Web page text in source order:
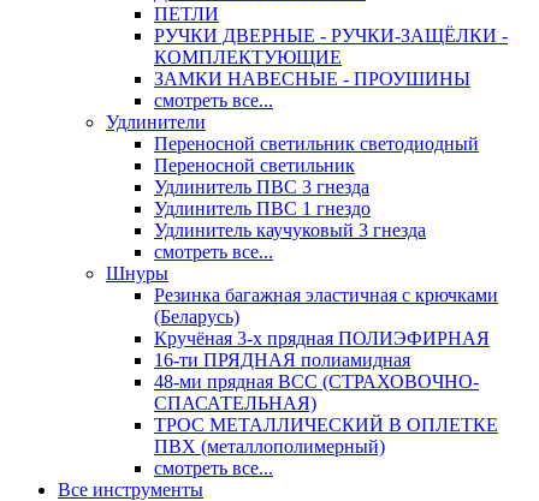
ПЕТЛИ
РУЧКИ ДВЕРНЫЕ - РУЧКИ-ЗАЩЁЛКИ -
КОМПЛЕКТУЮЩИЕ
ЗАМКИ НАВЕСНЫЕ - ПРОУШИНЫ
смотреть все...
Удлинители
Переносной светильник светодиодный
Переносной светильник
Удлинитель ПВС 3 гнезда
Удлинитель ПВС 1 гнездо
Удлинитель каучуковый 3 гнезда
смотреть все...
Шнуры
Резинка багажная эластичная с крючками
(Беларусь)
Кручёная 3-х прядная ПОЛИЭФИРНАЯ
16-ти ПРЯДНАЯ полиамидная
48-ми прядная ВСС (СТРАХОВОЧНО-
СПАСАТЕЛЬНАЯ)
ТРОС МЕТАЛЛИЧЕСКИЙ В ОПЛЕТКЕ
ПВХ (металлополимерный)
смотреть все...
Все инструменты